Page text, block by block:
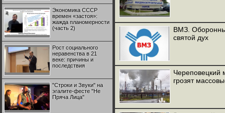
Экономика СССР
времен «застоя»:
жажда планомерности
(часть 2)
Рост социального
неравенства в 21
веке: причины и
последствия
"Строки и Звуки" на
эгалите-фесте "Не
Пряча Лица"
ВМЗ.
святой дух
Череповецкий
грозят